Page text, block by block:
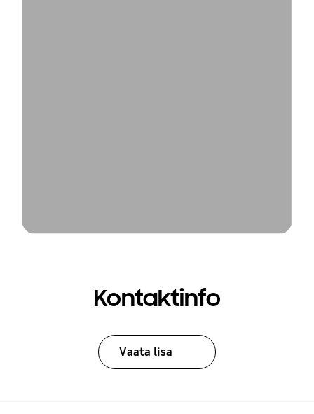
Kontaktinfo
Vaata lisa